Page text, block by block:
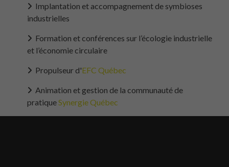
Implantation et accompagnement de symbioses
industrielles
Formation et conférences sur l’écologie industrielle
et l’économie circulaire
Propulseur d'EFC Québec
Animation et gestion de la communauté de
pratique Synergie Québec